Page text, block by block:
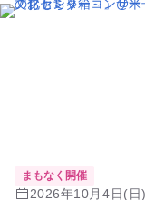
まもなく開催
2026年10月4日(日)